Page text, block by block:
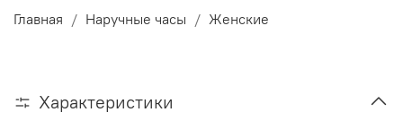
Главная Наручные часы Женские
Характеристики